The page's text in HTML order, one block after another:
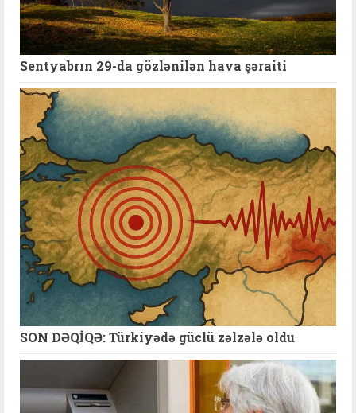
Sentyabrın 29-da gözlənilən hava şəraiti
SON DƏQİQƏ: Türkiyədə güclü zəlzələ oldu